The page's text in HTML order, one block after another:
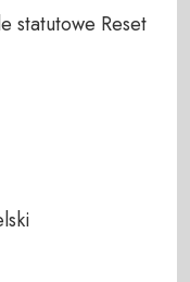
statutowe Reset